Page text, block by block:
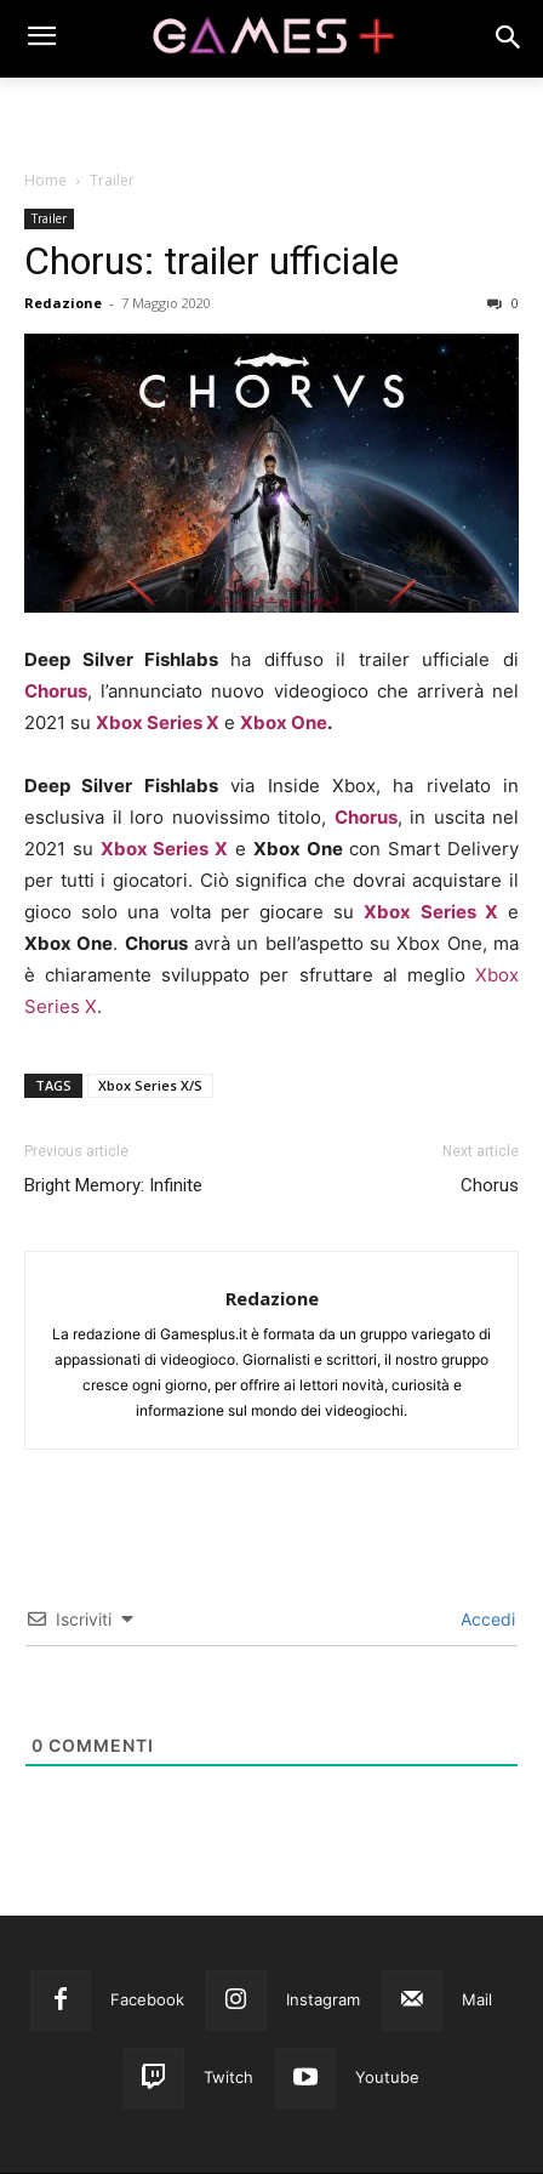
Home Trailer
Trailer
Chorus: trailer ufficiale
Redazione - 7 Maggio 2020 0
Deep Silver Fishlabs ha diffuso il trailer ufficiale di
Chorus, l’annunciato nuovo videogioco che arriverà nel
2021 su Xbox Series X e Xbox One.
Deep Silver Fishlabsvia Inside Xbox, ha rivelato in
esclusiva il loro nuovissimo titolo, Chorus, in uscita nel
2021 su Xbox Series X e Xbox Onecon Smart Delivery
per tutti i giocatori. Ciò significa che dovrai acquistare il
gioco solo una volta per giocare suXbox Series X e
Xbox One. Chorusavrà un bell’aspetto su Xbox One, ma
è chiaramente sviluppato per sfruttare al meglio Xbox
Series X.
TAGS Xbox Series X/S
Previous article
Bright Memory: Infinite
Next article
Chorus
Redazione
La redazione di Gamesplus.it è formata da un gruppo variegato di
appassionati di videogioco. Giornalisti e scrittori, il nostro gruppo
cresce ogni giorno, per offrire ai lettori novità, curiosità e
informazione sul mondo dei videogiochi.
Iscriviti Accedi
0 COMMENTI
Facebook Instagram Mail
Twitch Youtube